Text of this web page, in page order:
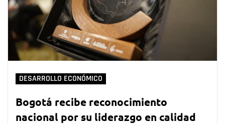
DESARROLLO ECONÓMICO
Bogotá recibe reconocimiento
nacional por su liderazgo en calidad